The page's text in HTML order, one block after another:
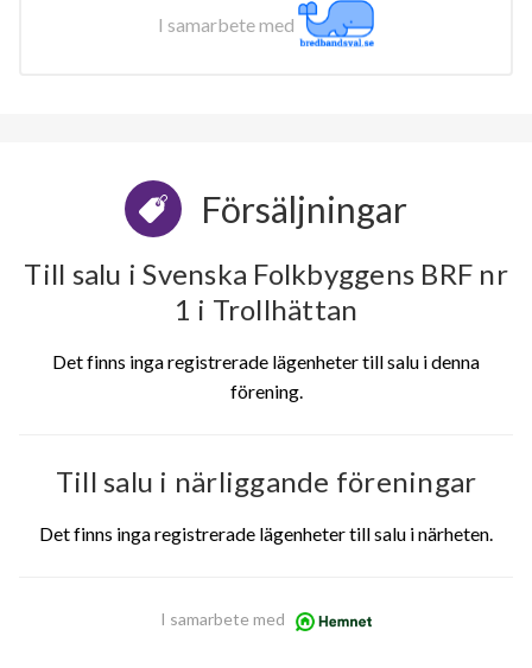
I samarbete med
Försäljningar
Till salu i Svenska Folkbyggens BRF nr
1 i Trollhättan
Det finns inga registrerade lägenheter till salu i denna
förening.
Till salu i närliggande föreningar
Det finns inga registrerade lägenheter till salu i närheten.
I samarbete med